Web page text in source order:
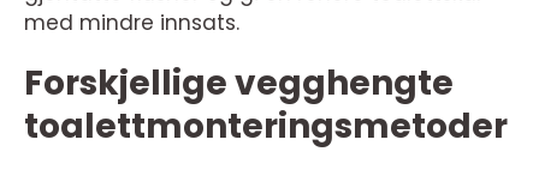
med mindre innsats.
Forskjellige vegghengte
toalettmonteringsmetoder